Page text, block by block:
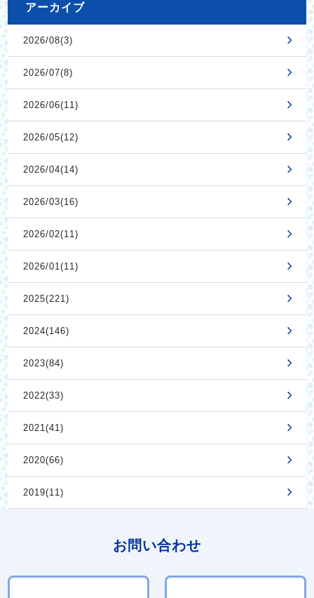
アーカイブ
2026/08(3)
2026/07(8)
2026/06(11)
2026/05(12)
2026/04(14)
2026/03(16)
2026/02(11)
2026/01(11)
2025(221)
2024(146)
2023(84)
2022(33)
2021(41)
2020(66)
2019(11)
お問い合わせ